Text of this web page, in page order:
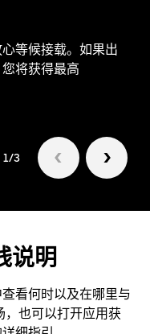
等候接载。如果出
将获得最高
1/3
说明
看何时以及在哪里与
，也可以打开应用获